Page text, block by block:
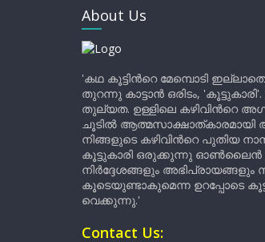
About Us
'കഥ കൂട്ടിന്‍റെ മേമ്പൊടി
തുറന്നു കാട്ടാൻ ഒരിടം,
തുല്യത. ഉള്ളിലെ കഴിവിന്‍റെ
ചൂടിൽ ആത്മസാക്ഷാത്കാരമായി
നിങ്ങളുടെ കഴിവിന്‍റെ പുതിയ
കൂട്ടുകാരി ഒരുക്കുന്നു ഓൺലൈൻ
നിർദ്ദേശങ്ങളും
കൂടെയുണ്ടാകുമെന്ന ഉറപ്പോടെ
വെക്കുന്നു.'
Contact Us: